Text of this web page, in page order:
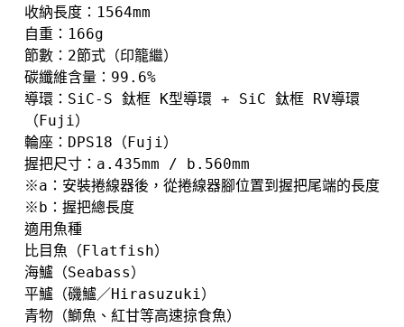
收納長度：1564mm
自重：166g
節數：2節式（印籠繼）
碳纖維含量：99.6%
導環：SiC-S 鈦框 K型導環 + SiC 鈦框 RV導環
（Fuji）
輪座：DPS18（Fuji）
握把尺寸：a.435mm / b.560mm
※a：安裝捲線器後，從捲線器腳位置到握把尾端的長度
※b：握把總長度
適用魚種
比目魚（Flatfish）
海鱸（Seabass）
平鱸（磯鱸／Hirasuzuki）
青物（鰤魚、紅甘等高速掠食魚）